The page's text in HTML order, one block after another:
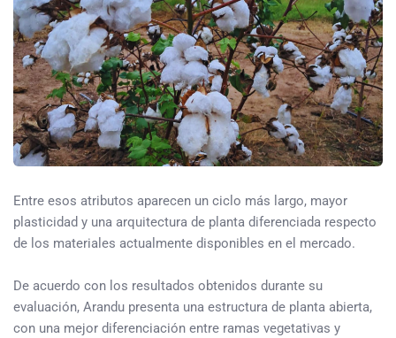
Entre esos atributos aparecen un ciclo más largo, mayor
plasticidad y una arquitectura de planta diferenciada respecto
de los materiales actualmente disponibles en el mercado.
De acuerdo con los resultados obtenidos durante su
evaluación, Arandu presenta una estructura de planta abierta,
con una mejor diferenciación entre ramas vegetativas y